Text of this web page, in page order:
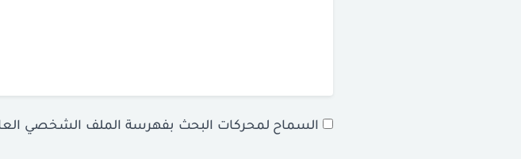
السماح لمحركات البحث بفهرسة الملف الشخصي